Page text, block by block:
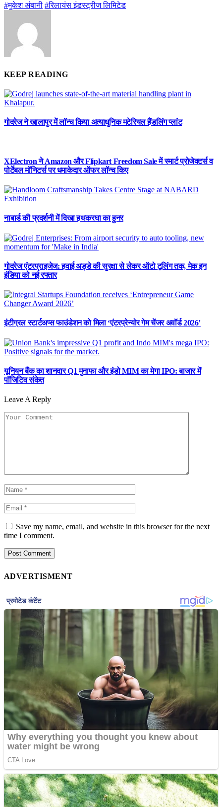
#मुकेश अंबानी #रिलायंस इंडस्ट्रीज लिमिटेड
KEEP READING
गोदरेज ने खालापुर में लॉन्च किया अत्याधुनिक मटेरियल हैंडलिंग प्लांट
XElectron ने Amazon और Flipkart Freedom Sale में स्मार्ट प्रोजेक्टर्स व
पोर्टेबल मॉनिटर्स पर धमाकेदार ऑफर लॉन्च किए
नाबार्ड की प्रदर्शनी में दिखा हथकरघा का हुनर
गोदरेज एंटरप्राइजेज: हवाई अड्डे की सुरक्षा से लेकर ऑटो टूलिंग तक, मेक इन
इंडिया को नई रफ्तार
इंटीग्रल स्टार्टअप्स फाउंडेशन को मिला ‘एंटरप्रेन्योर गेम चेंजर अवॉर्ड 2026’
यूनियन बैंक का शानदार Q1 मुनाफा और इंडो MIM का मेगा IPO: बाजार में
पॉजिटिव संकेत
Leave A Reply
Save my name, email, and website in this browser for the next
time I comment.
ADVERTISMENT